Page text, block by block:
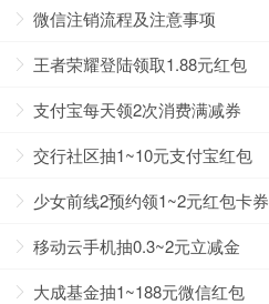
微信注销流程及注意事项
王者荣耀登陆领取1.88元红包
支付宝每天领2次消费满减券
交行社区抽1~10元支付宝红包
少女前线2预约领1~2元红包卡券
移动云手机抽0.3~2元立减金
大成基金抽1~188元微信红包